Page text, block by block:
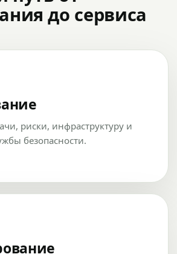
до сервиса
риски, инфраструктуру и
безопасности.